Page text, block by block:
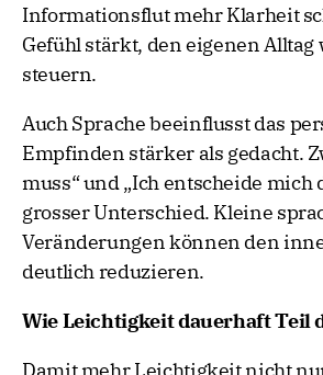
Informationsflut mehr Klarheit
Gefühl stärkt, den eigenen Alltag
steuern.
Auch Sprache beeinflusst das
Empfinden stärker als gedacht.
muss“ und „Ich entscheide mich
grosser Unterschied. Kleine
Veränderungen können den
deutlich reduzieren.
Wie Leichtigkeit dauerhaft Teil